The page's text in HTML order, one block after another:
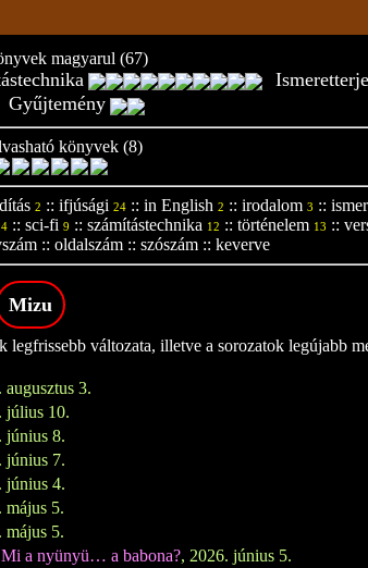
magyarul (67)
Gyűjtemény
könyvek (8)
2 :: ifjúsági 24:: in English 2 :: irodalom 3 ::
:: sci-fi 9 :: számítástechnika 12 :: történelem 13 ::
:: oldalszám :: szószám :: keverve
Mizu
változata, illetve a sorozatok legújabb
augusztus 3.
július 10.
június 8.
június 7.
június 4.
május 5.
május 5.
Mi a nyünyü… a babona?, 2026. június 5.